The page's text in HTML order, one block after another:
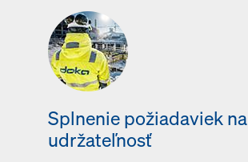
Splnenie požiadaviek na
udržateľnosť